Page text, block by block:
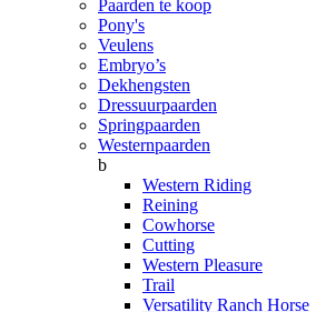
Paarden te koop
Pony's
Veulens
Embryo’s
Dekhengsten
Dressuurpaarden
Springpaarden
Westernpaarden
b
Western Riding
Reining
Cowhorse
Cutting
Western Pleasure
Trail
Versatility Ranch Horse